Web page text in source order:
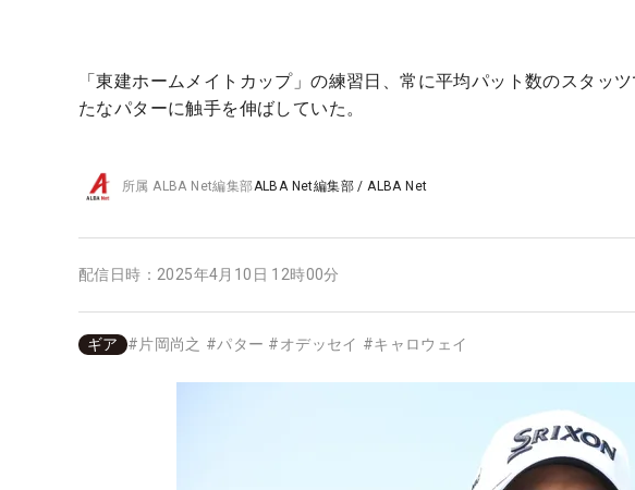
「東建ホームメイトカップ」の練習日、常に平均パット数のスタッ
たなパターに触手を伸ばしていた。
所属ALBA Net編集部ALBA Net編集部 /ALBA Net
配信日時： 2025年4月10日 12時00分
ギア #片岡尚之 #パター #オデッセイ #キャロウェイ